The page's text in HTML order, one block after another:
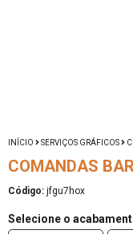
INÍCIO SERVIÇOS GRÁFICOS
COMANDAS
Código: jfgu7hox
Selecione o